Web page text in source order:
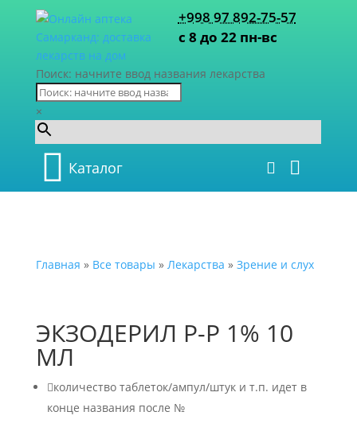
+998 97 892-75-57
с 8 до 22 пн-вс
Поиск: начните ввод названия лекарства
×
Каталог
Главная » Все товары » Лекарства » Зрение и слух
ЭКЗОДЕРИЛ Р-Р 1% 10
МЛ
количество таблеток/ампул/штук и т.п. идет в
конце названия после №